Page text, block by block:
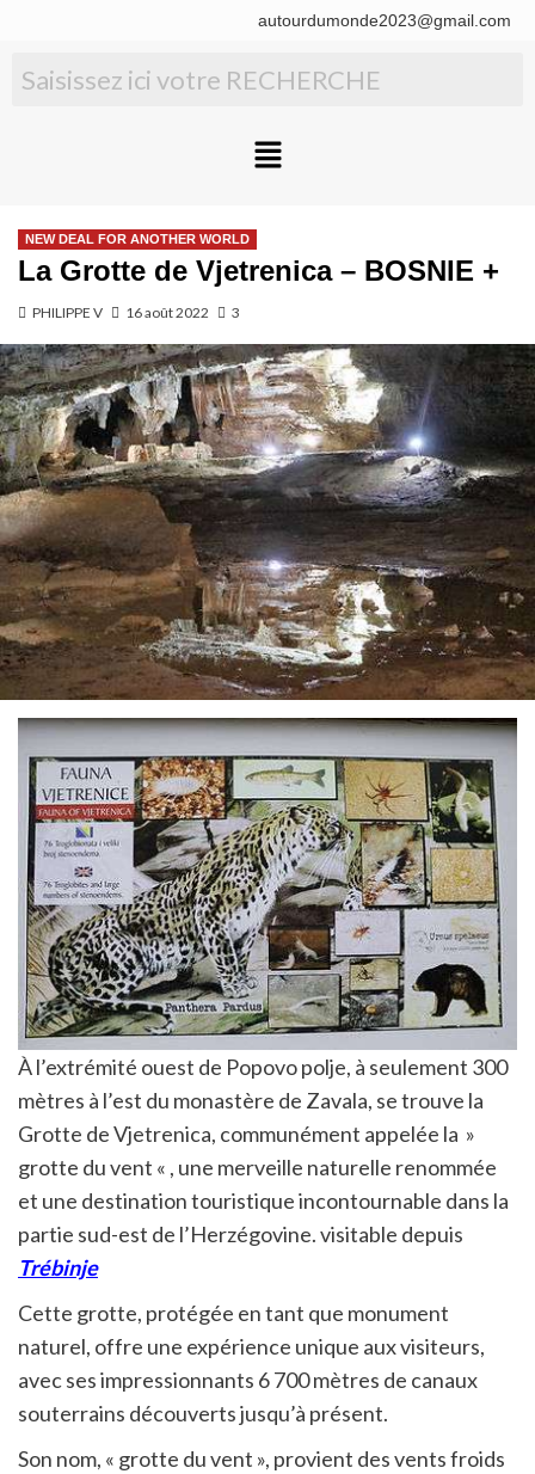
autourdumonde2023@gmail.com
NEW DEAL FOR ANOTHER WORLD
La Grotte de Vjetrenica – BOSNIE +
PHILIPPE V 16 août 2022 3
À l’extrémité ouest de Popovo polje, à seulement 300
mètres à l’est du monastère de Zavala, se trouve la
Grotte de Vjetrenica, communément appelée la »
grotte du vent « , une merveille naturelle renommée
et une destination touristique incontournable dans la
partie sud-est de l’Herzégovine. visitable depuis
Trébinje
Cette grotte, protégée en tant que monument
naturel, offre une expérience unique aux visiteurs,
avec ses impressionnants 6 700 mètres de canaux
souterrains découverts jusqu’à présent.
Son nom, « grotte du vent », provient des vents froids